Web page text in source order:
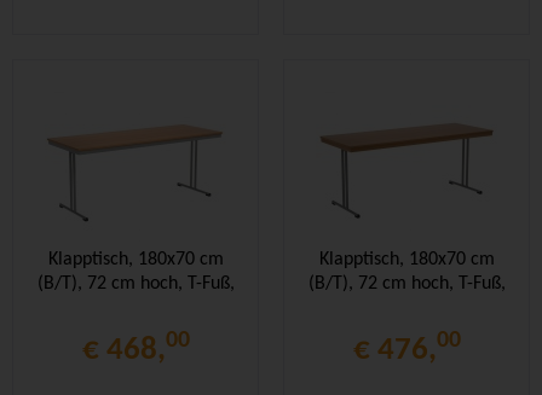
Klapptisch, 180x70 cm
(B/T), 72 cm hoch, T-Fuß,
€ 468,00
Klapptisch, 180x70 cm
(B/T), 72 cm hoch, T-Fuß,
€ 476,00